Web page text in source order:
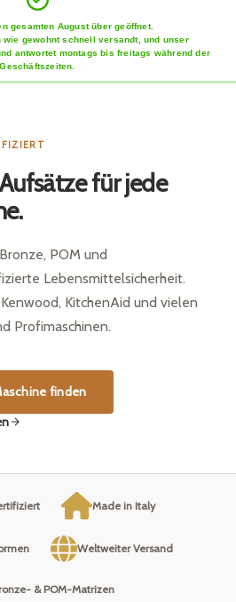
gesamten August über geöffnet.
wie gewohnt schnell versandt, und unser
antwortet montags bis freitags während der
Geschäftszeiten.
für jede
POM und
Lebensmittelsicherheit.
KitchenAid und vielen
Profimaschinen.
finden
Made in Italy
Weltweiter Versand
& POM-Matrizen